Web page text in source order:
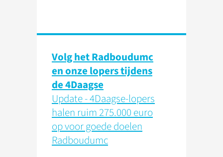
Volg het Radboudumc
en onze lopers tijdens
de 4Daagse
Update - 4Daagse-lopers
halen ruim 275.000 euro
op voor goede doelen
Radboudumc